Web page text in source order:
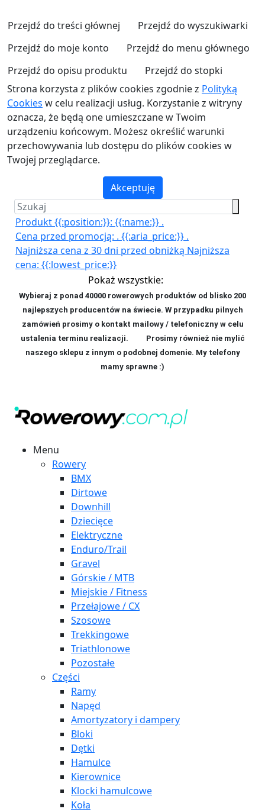
Przejdź do treści głównej
Przejdź do wyszukiwarki
Przejdź do moje konto
Przejdź do menu głównego
Przejdź do opisu produktu
Przejdź do stopki
Strona korzysta z plików cookies zgodnie z Polityką
Cookies w celu realizacji usług. Korzystanie z witryny
oznacza, że będą one umieszczane w Twoim
urządzeniu końcowym. Możesz określić warunki
przechowywania lub dostępu do plików cookies w
Twojej przeglądarce.
Akceptuję
Produkt {{:position:}}: {{:name:}} .
Cena przed promocją: . {{:aria_price:}} .
Najniższa cena z 30 dni przed obniżką Najniższa
cena: {{:lowest_price:}}
Pokaż wszystkie:
Wybieraj z ponad 40000 rowerowych produktów od blisko 200
najlepszych producentów na świecie. W przypadku pilnych
zamówień prosimy o kontakt mailowy / telefoniczny w celu
ustalenia terminu realizacji. Prosimy również nie mylić
naszego sklepu z innym o podobnej domenie. My telefony
mamy sprawne :)
Menu
Rowery
BMX
Dirtowe
Downhill
Dziecięce
Elektryczne
Enduro/Trail
Gravel
Górskie / MTB
Miejskie / Fitness
Przełajowe / CX
Szosowe
Trekkingowe
Triathlonowe
Pozostałe
Części
Ramy
Napęd
Amortyzatory i dampery
Bloki
Dętki
Hamulce
Kierownice
Klocki hamulcowe
Koła